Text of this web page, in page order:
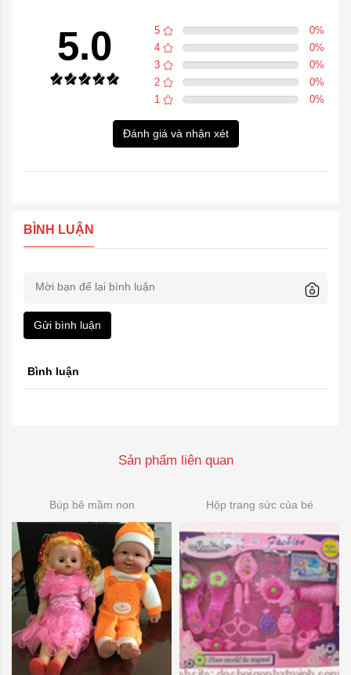
5.0 5 0%
4
0%
3
0%
2
0%
1
0%
Đánh giá và nhận xét
BÌNH LUẬN
Gửi bình luận
Bình luận
Sản phẩm liên quan
Búp bê mầm non Hộp trang sức của bé